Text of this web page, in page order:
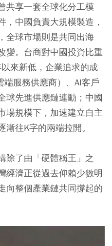
共享一套全球化分工模
，中國負責大規模製造，
全球市場則是共同出海
變。台商對中國投資比重
來新低，企業追求的成
端服務供應商）、AI客戶
球先進供應鏈連動；中國
場規模下，加速建立自主
往K字的兩端拉開。
除了由「硬體稱王」之
經濟正從過去仰賴少數明
向整個產業鏈共同撐起的